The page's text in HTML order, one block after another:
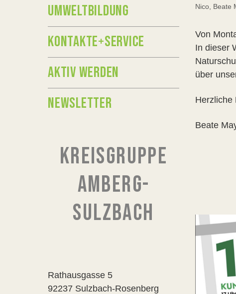
Nico, Beate
Von
In dieser
über
Herzliche
Beate
UMWELTBILDUNG
KONTAKTE+SERVICE
AKTIV WERDEN
NEWSLETTER
KREISGRUPPE
AMBERG-
SULZBACH
Rathausgasse 5
92237 Sulzbach-Rosenberg